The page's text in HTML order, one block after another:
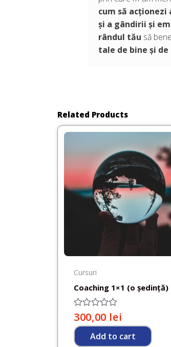
cum să
și a gândirii și
rândul tău să
tale de bine și
Related Products
Cursuri
Coaching 1×1 (o ședință)
Rated
0
out
300,00 lei
Add to cart